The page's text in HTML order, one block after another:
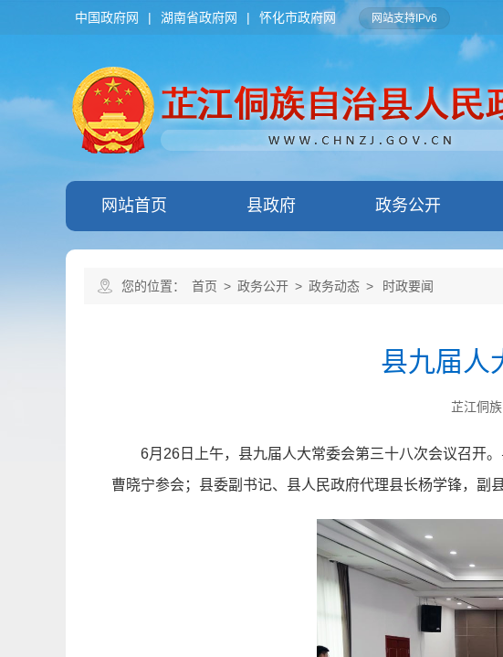
中国政府网 | 湖南省政府网 | 怀化市政府网 网站支持IPv6
网站首页 县政府 政务公开
您的位置： 首页 > 政务公开 > 政务动态 > 时政要闻
县九届人
芷江侗
6月26日上午，县九届人大常委会第三十八次会议召开
曹晓宁参会；县委副书记、县人民政府代理县长杨学锋，副